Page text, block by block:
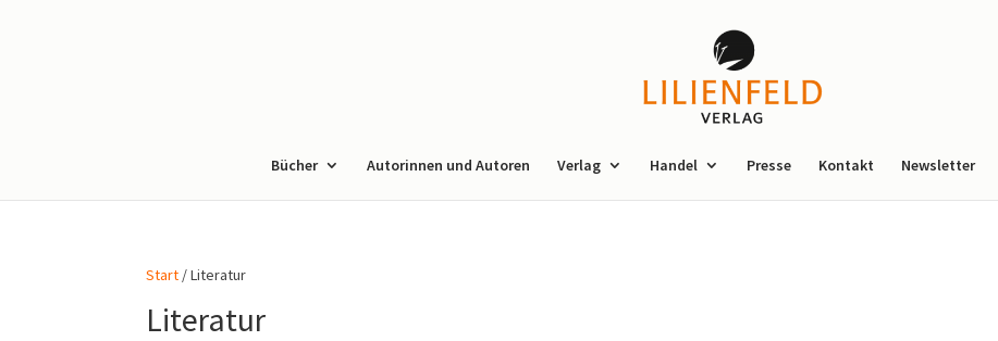
Bücher Autorinnen und Autoren Verlag Handel Presse Kontakt Newsletter
Start / Literatur
Literatur